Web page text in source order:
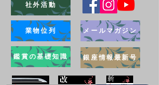
社外活動
業物位列
鑑賞の基礎知識
メールマガジン
銀座情報最新号